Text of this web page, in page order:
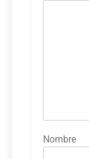
Nombre